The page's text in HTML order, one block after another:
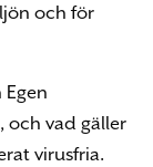
och för
och vad gäller
virusfria.